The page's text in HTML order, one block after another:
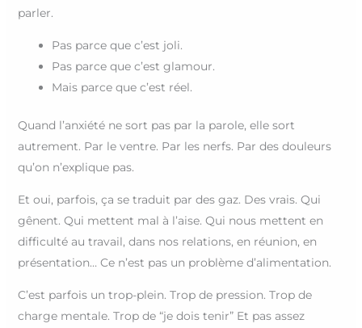
parler.
Pas parce que c’est joli.
Pas parce que c’est glamour.
Mais parce que c’est réel.
Quand l’anxiété ne sort pas par la parole, elle sort
autrement. Par le ventre. Par les nerfs. Par des douleurs
qu’on n’explique pas.
Et oui, parfois, ça se traduit par des gaz. Des vrais. Qui
gênent. Qui mettent mal à l’aise. Qui nous mettent en
difficulté au travail, dans nos relations, en réunion, en
présentation… Ce n’est pas un problème d’alimentation.
C’est parfois un trop-plein. Trop de pression. Trop de
charge mentale. Trop de “je dois tenir” Et pas assez